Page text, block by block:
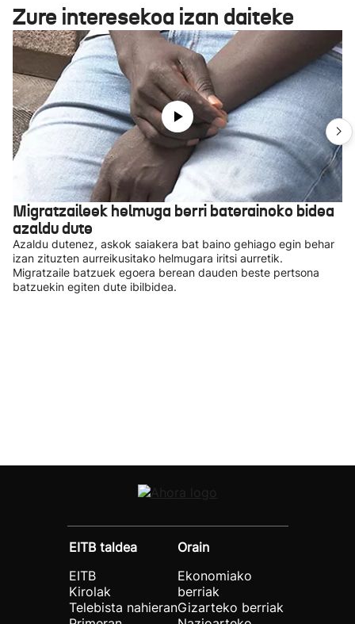
Zure interesekoa izan daiteke
Migratzaileek helmuga berri baterainoko bidea
azaldu dute
Azaldu dutenez, askok saiakera bat baino gehiago egin behar
izan zituzten aurreikusitako helmugara iritsi aurretik.
Migratzaile batzuek egoera berean dauden beste pertsona
batzuekin egiten dute ibilbidea.
EITB taldea
EITB
Kirolak
Telebista nahieran
Orain
Ekonomiako
berriak
Gizarteko berriak